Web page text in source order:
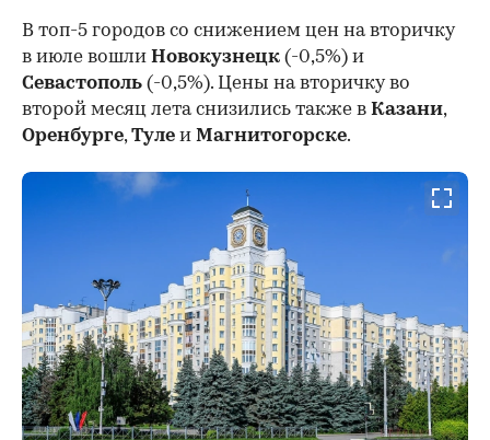
В топ-5 городов со снижением цен на вторичку
в июле вошли Новокузнецк (-0,5%) и
Севастополь (-0,5%). Цены на вторичку во
второй месяц лета снизились также в Казани,
Оренбурге,Туле и Магнитогорске.